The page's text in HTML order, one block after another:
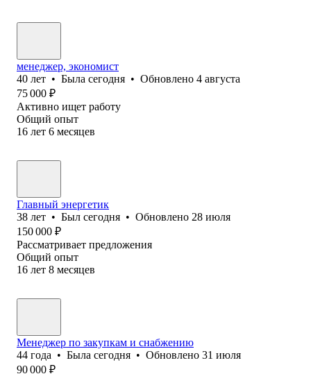
менеджер, экономист
40 лет • Была сегодня • Обновлено 4 августа
75 000 ₽
Активно ищет работу
Общий опыт
16 лет 6 месяцев
Главный энергетик
38 лет • Был сегодня • Обновлено 28 июля
150 000 ₽
Рассматривает предложения
Общий опыт
16 лет 8 месяцев
Менеджер по закупкам и снабжению
44 года • Была сегодня • Обновлено 31 июля
90 000 ₽